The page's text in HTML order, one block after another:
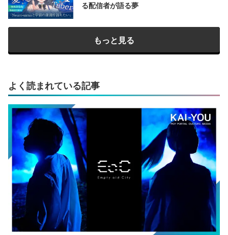
る配信者が語る夢
もっと見る
よく読まれている記事